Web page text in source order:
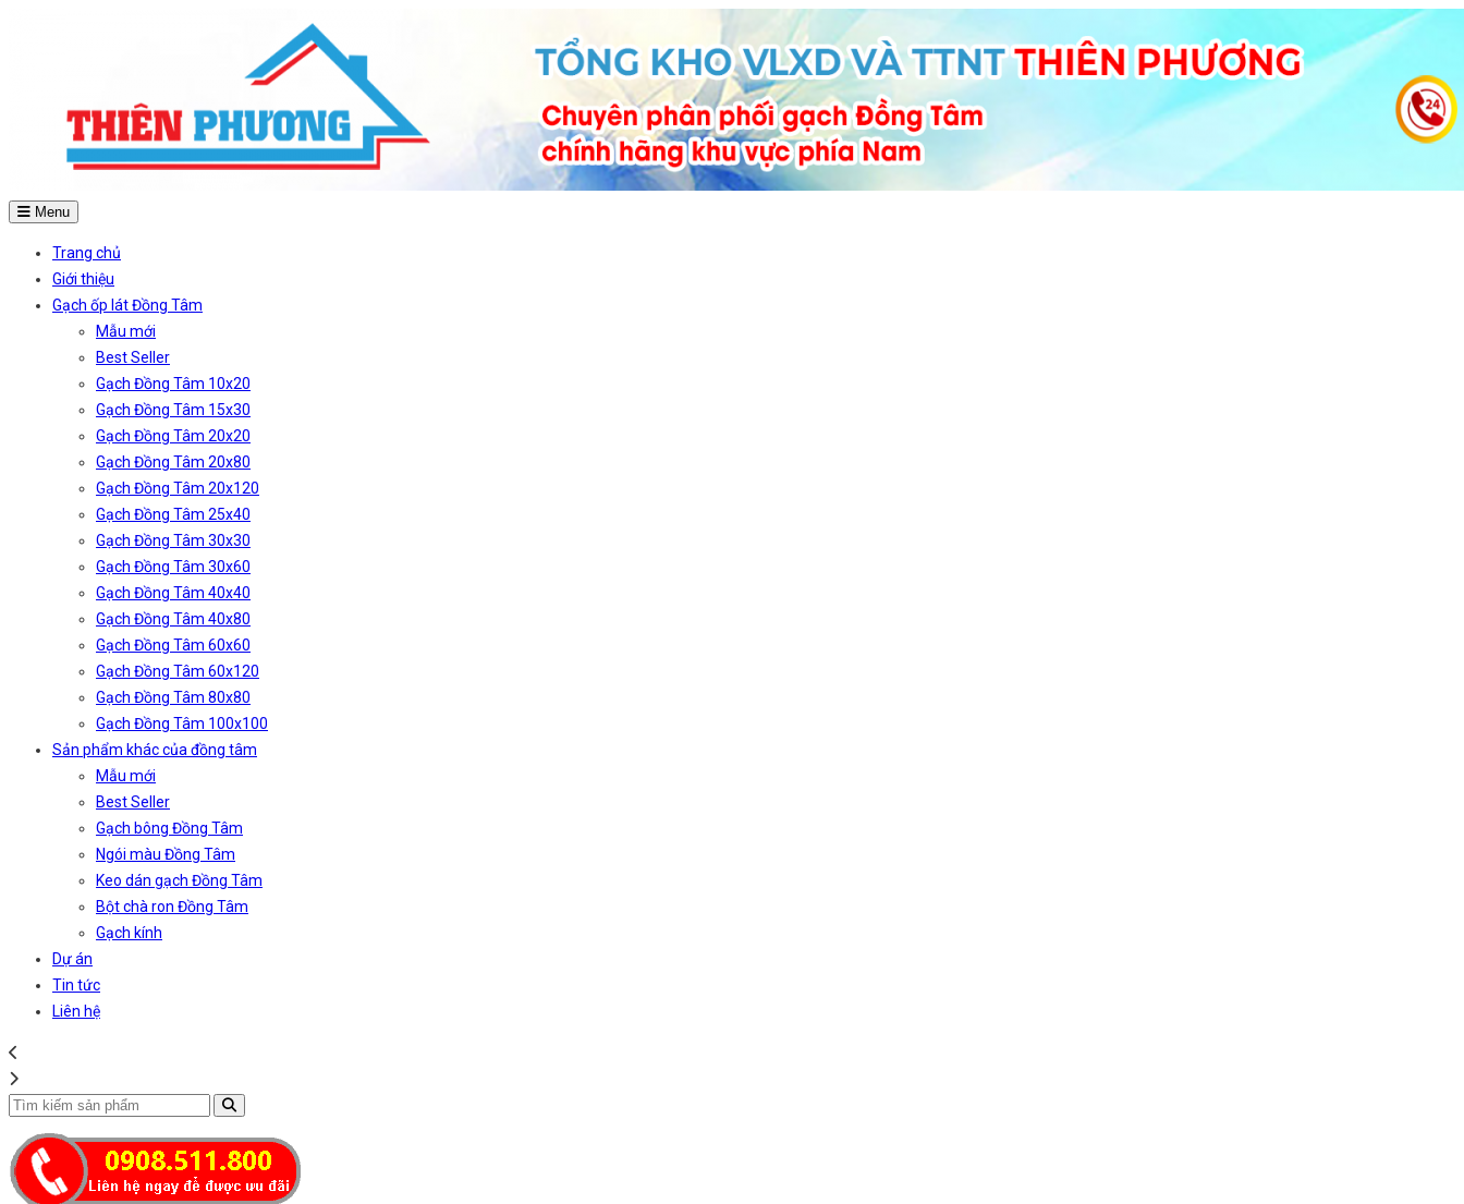
Menu
Trang chủ
Giới thiệu
Gạch ốp lát Đồng Tâm
Mẫu mới
Best Seller
Gạch Đồng Tâm 10x20
Gạch Đồng Tâm 15x30
Gạch Đồng Tâm 20x20
Gạch Đồng Tâm 20x80
Gạch Đồng Tâm 20x120
Gạch Đồng Tâm 25x40
Gạch Đồng Tâm 30x30
Gạch Đồng Tâm 30x60
Gạch Đồng Tâm 40x40
Gạch Đồng Tâm 40x80
Gạch Đồng Tâm 60x60
Gạch Đồng Tâm 60x120
Gạch Đồng Tâm 80x80
Gạch Đồng Tâm 100x100
Sản phẩm khác của đồng tâm
Mẫu mới
Best Seller
Gạch bông Đồng Tâm
Ngói màu Đồng Tâm
Keo dán gạch Đồng Tâm
Bột chà ron Đồng Tâm
Gạch kính
Dự án
Tin tức
Liên hệ